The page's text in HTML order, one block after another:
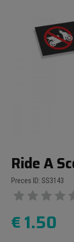
Ride A
Preces ID: SS3143
€1.50